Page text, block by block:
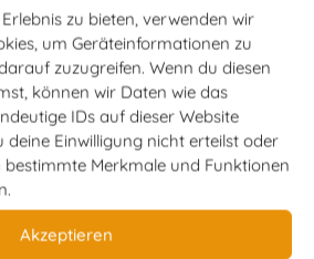
zu bieten, verwenden wir
um Geräteinformationen zu
zuzugreifen. Wenn du diesen
können wir Daten wie das
IDs auf dieser Website
deine Einwilligung nicht erteilst oder
Merkmale und Funktionen
Akzeptieren
Chakras in
Sound Healing
Rolle
wenn wir uns wirklich